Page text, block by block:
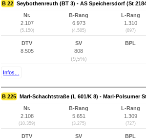
B 22 Seybothenreuth (BT 3) - AS Speichersdorf (St
Nr.
2.107
(5.150)
B-Rang
6.973
(4.585)
L-Rang
1.310
(897)
DTV
8.505
SV
808
(9,5%)
BPL
Infos...
B 225 Marl-Schachtstraße (L 601/K 8) - Marl-Polsumer
Nr.
2.108
(10.359)
B-Rang
5.651
(3.275)
L-Rang
1.309
(727)
DTV
SV
BPL